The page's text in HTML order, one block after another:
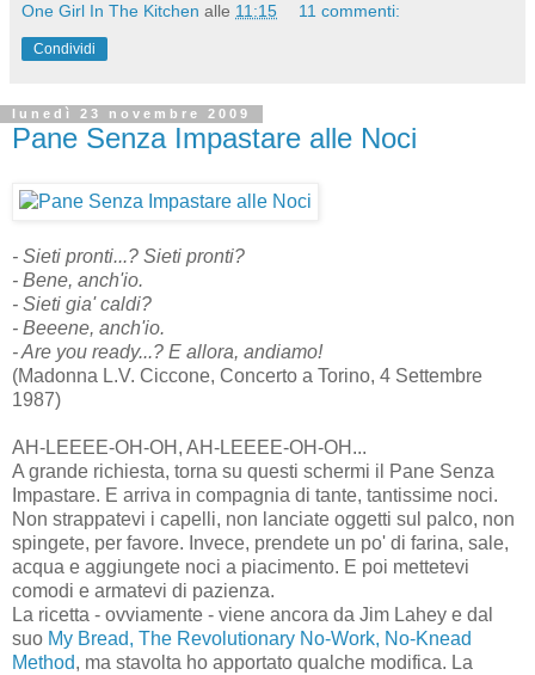
One Girl In The Kitchen alle 11:15 11 commenti:
Condividi
lunedì 23 novembre 2009
Pane Senza Impastare alle Noci
- Sieti pronti...? Sieti pronti?
- Bene, anch'io.
- Sieti gia' caldi?
- Beeene, anch'io.
- Are you ready...? E allora, andiamo!
(Madonna L.V. Ciccone, Concerto a Torino, 4 Settembre
1987)
AH-LEEEE-OH-OH, AH-LEEEE-OH-OH...
A grande richiesta, torna su questi schermi il Pane Senza
Impastare. E arriva in compagnia di tante, tantissime noci.
Non strappatevi i capelli, non lanciate oggetti sul palco, non
spingete, per favore. Invece, prendete un po' di farina, sale,
acqua e aggiungete noci a piacimento. E poi mettetevi
comodi e armatevi di pazienza.
La ricetta - ovviamente - viene ancora da Jim Lahey e dal
suo My Bread, The Revolutionary No-Work, No-Knead
Method, ma stavolta ho apportato qualche modifica. La